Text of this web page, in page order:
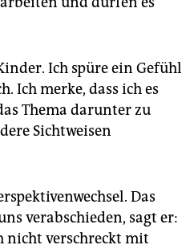
Ich spüre ein Gefühl
Ich merke, dass ich es
Thema darunter zu
Sichtweisen
Das
verabschieden, sagt er:
nicht verschreckt mit